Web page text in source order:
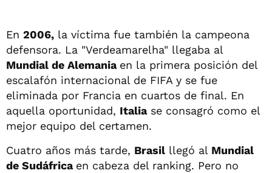
En 2006, la víctima fue también la campeona
defensora. La "Verdeamarelha" llegaba al
Mundial de Alemania en la primera posición del
escalafón internacional de FIFA y se fue
eliminada por Francia en cuartos de final. En
aquella oportunidad, Italiase consagró como el
mejor equipo del certamen.
Cuatro años más tarde, Brasil llegó al Mundial
de Sudáfrica en cabeza del ranking. Pero no